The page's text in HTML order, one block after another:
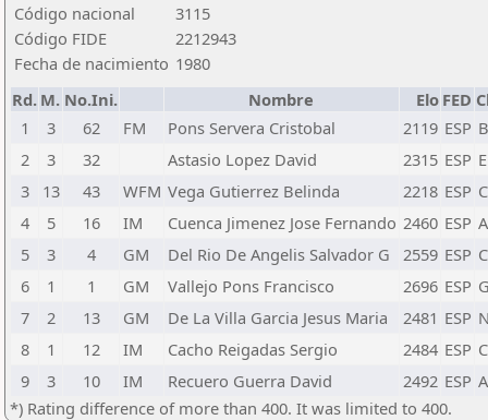
Código nacional
3115
Código FIDE
2212943
Fecha de nacimiento 1980
Rd. M. No.Ini. Nombre Elo FED
1
3 62 FM Pons Servera Cristobal 2119 ESP
2
3 32 Astasio Lopez David 2315 ESP
3
13 43 WFM Vega Gutierrez Belinda 2218 ESP
4
5 16 IM Cuenca Jimenez Jose Fernando 2460 ESP
5
3 4 GM Del Rio De Angelis Salvador G 2559 ESP
6
1 1 GM Vallejo Pons Francisco 2696 ESP
7
2 13 GM De La Villa Garcia Jesus Maria 2481 ESP
8
1 12 IM Cacho Reigadas Sergio 2484 ESP
9
3 10 IM Recuero Guerra David 2492 ESP
*) Rating difference of more than 400. It was limited to 400.